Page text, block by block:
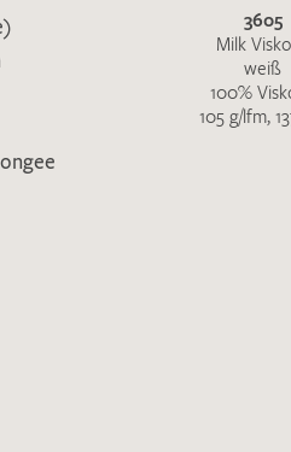
Produkte auf Ihrer
eine individuelle
wollen, vermerken
"Anmerkungen".
3605
Milk
weiß
100%
105 g/lfm,